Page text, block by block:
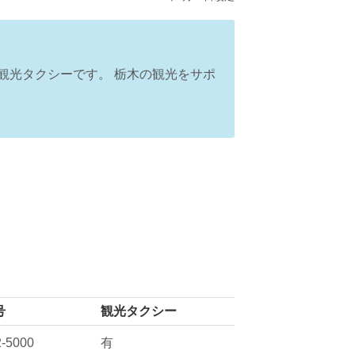
光タクシーです。 栃木の観光をサポ
観光タクシー
5000 有